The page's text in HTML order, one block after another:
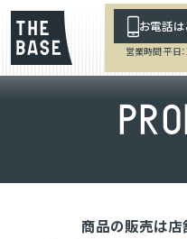
お電話は
営業時間 平日
PRO
商品の販売は店